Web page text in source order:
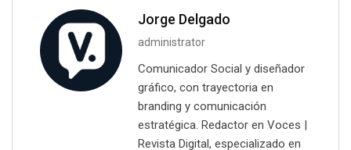
Jorge Delgado
administrator
Comunicador Social y diseñador
gráfico, con trayectoria en
branding y comunicación
estratégica. Redactor en Voces |
Revista Digital, especializado en